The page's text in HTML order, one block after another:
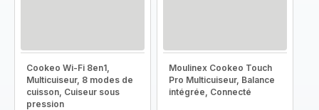
Cookeo Wi-Fi 8en1,
Multicuiseur, 8 modes de
cuisson, Cuiseur sous
pression
Moulinex Cookeo Touch
Pro Multicuiseur, Balance
intégrée, Connecté